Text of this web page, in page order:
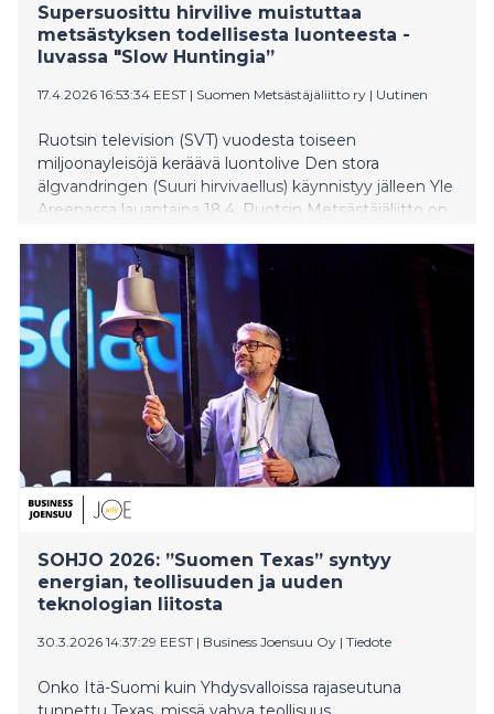
Supersuosittu hirvilive muistuttaa
metsästyksen todellisesta luonteesta -
luvassa "Slow Huntingia”
17.4.2026 16:53:34 EEST | Suomen Metsästäjäliitto ry | Uutinen
Ruotsin television (SVT) vuodesta toiseen
miljoonayleisöjä keräävä luontolive Den stora
älgvandringen (Suuri hirvivaellus) käynnistyy jälleen Yle
Areenassa lauantaina 18.4. Ruotsin Metsästäjäliitto on
haasteen, joka kannustaa pohtimaan omaa
luontosuhdetta. Suomen Metsästäjäliitto vastaa
huutoon Erähaasteella 2026.
SOHJO 2026: ”Suomen Texas” syntyy
energian, teollisuuden ja uuden
teknologian liitosta
30.3.2026 14:37:29 EEST | Business Joensuu Oy | Tiedote
Onko Itä-Suomi kuin Yhdysvalloissa rajaseutuna